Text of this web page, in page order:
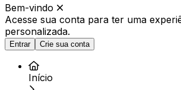
Bem-vindo
Acesse sua conta para ter uma
personalizada.
Entrar Crie sua conta
Início